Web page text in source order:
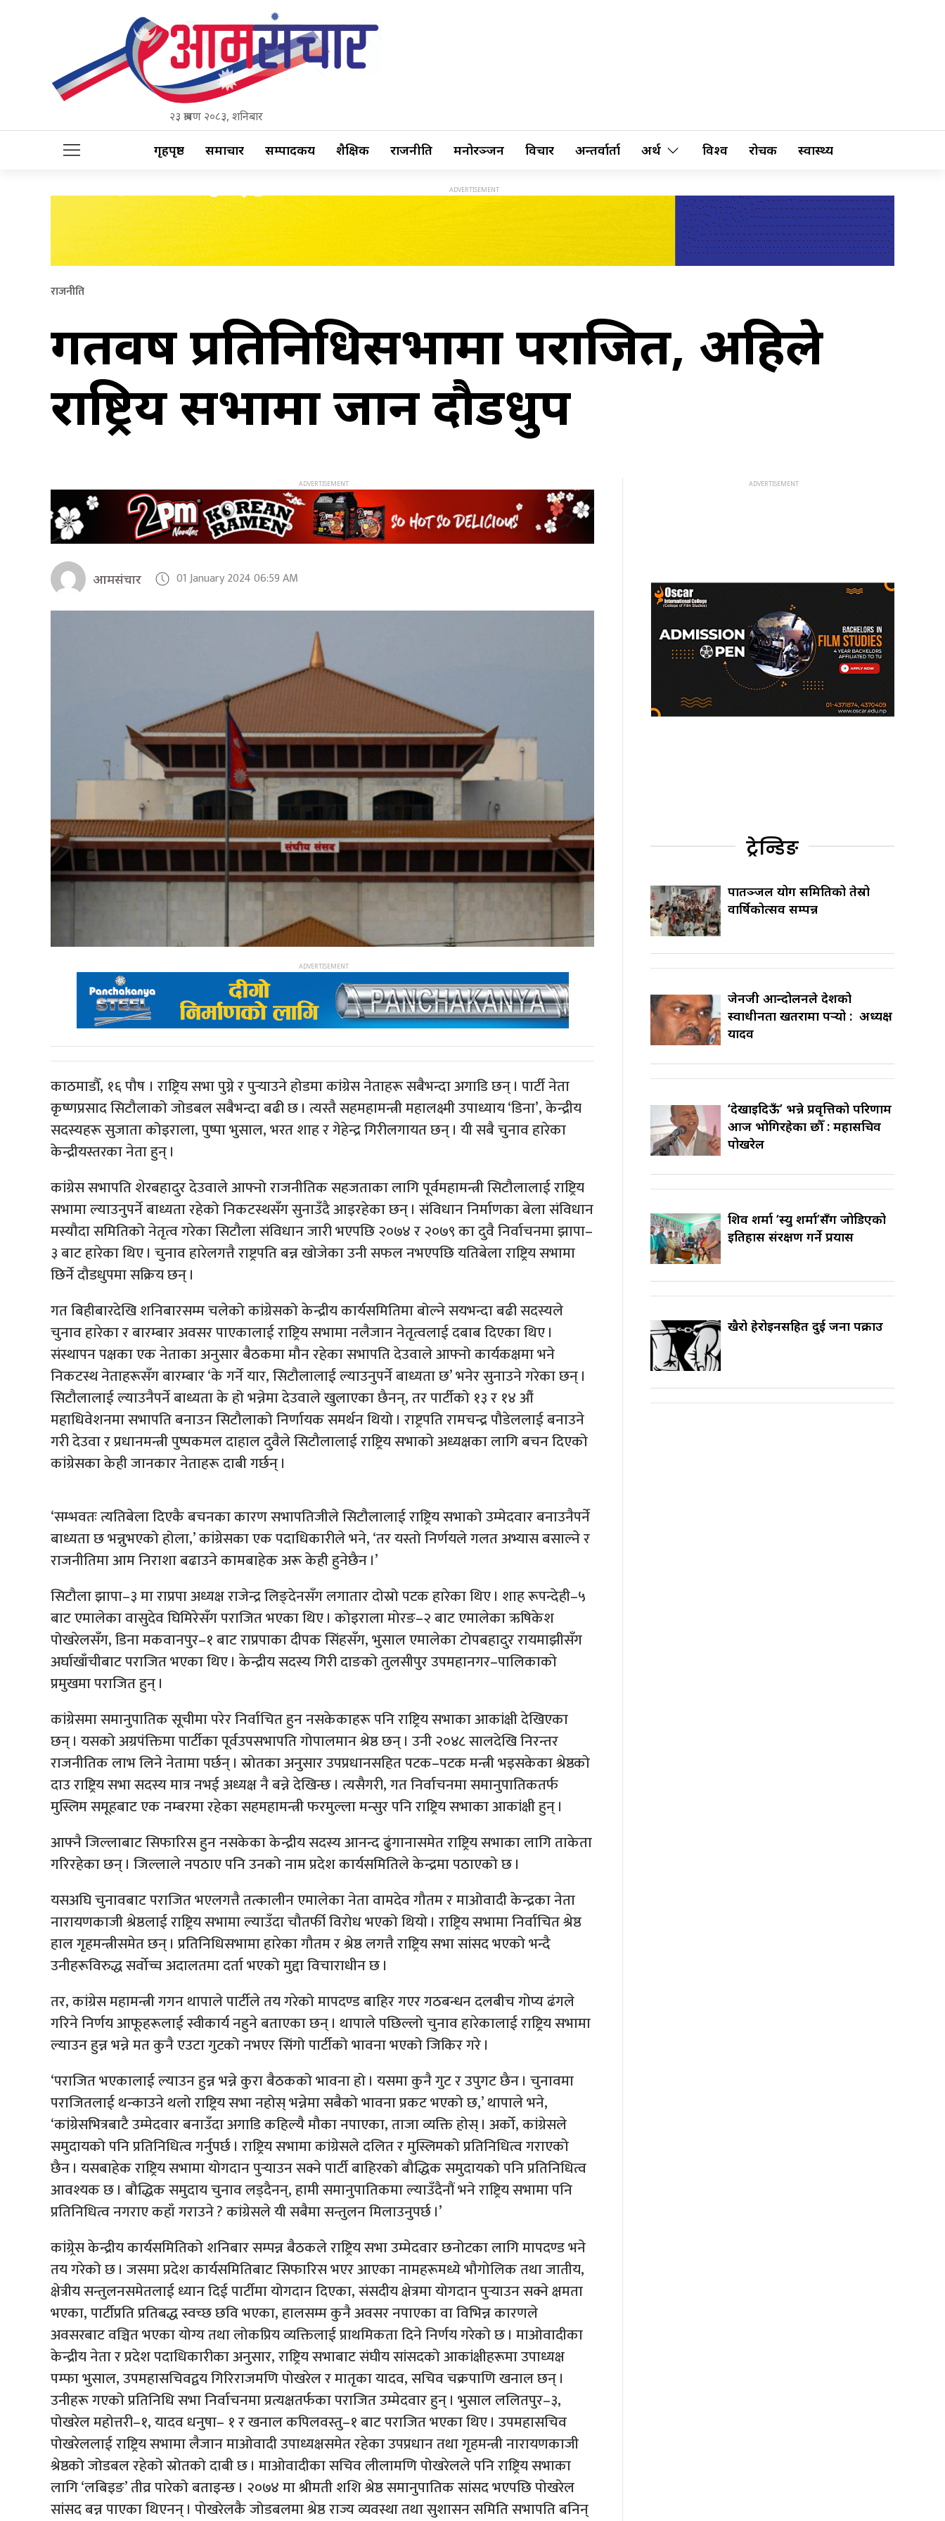
२३ श्रावण २०८३, शनिबार
गृहपृष्ठ समाचार सम्पादकीय शैक्षिक राजनीति मनोरञ्जन विचार अन्तर्वार्ता अर्थ विश्व रोचक स्वास्थ्य
राजनीति
गतवर्ष प्रतिनिधिसभामा पराजित, अहिले
राष्ट्रिय सभामा जान दौडधुप
आमसंचार 01 January 2024 06:59 AM
काठमाडौँ, १६ पौष । राष्ट्रिय सभा पुग्ने र पुर्‍याउने होडमा कांग्रेस नेताहरू सबैभन्दा अगाडि छन् । पार्टी नेता
कृष्णप्रसाद सिटौलाको जोडबल सबैभन्दा बढी छ । त्यस्तै सहमहामन्त्री महालक्ष्मी उपाध्याय ‘डिना’, केन्द्रीय
सदस्यहरू सुजाता कोइराला, पुष्पा भुसाल, भरत शाह र गेहेन्द्र गिरीलगायत छन् । यी सबै चुनाव हारेका
केन्द्रीयस्तरका नेता हुन् ।
कांग्रेस सभापति शेरबहादुर देउवाले आफ्नो राजनीतिक सहजताका लागि पूर्वमहामन्त्री सिटौलालाई राष्ट्रिय
सभामा ल्याउनुपर्ने बाध्यता रहेको निकटस्थसँग सुनाउँदै आइरहेका छन् । संविधान निर्माणका बेला संविधान
मस्यौदा समितिको नेतृत्व गरेका सिटौला संविधान जारी भएपछि २०७४ र २०७९ का दुवै निर्वाचनमा झापा–
३ बाट हारेका थिए । चुनाव हारेलगत्तै राष्ट्रपति बन्न खोजेका उनी सफल नभएपछि यतिबेला राष्ट्रिय सभामा
छिर्ने दौडधुपमा सक्रिय छन् ।
गत बिहीबारदेखि शनिबारसम्म चलेको कांग्रेसको केन्द्रीय कार्यसमितिमा बोल्ने सयभन्दा बढी सदस्यले
चुनाव हारेका र बारम्बार अवसर पाएकालाई राष्ट्रिय सभामा नलैजान नेतृत्वलाई दबाब दिएका थिए ।
संस्थापन पक्षका एक नेताका अनुसार बैठकमा मौन रहेका सभापति देउवाले आफ्नो कार्यकक्षमा भने
निकटस्थ नेताहरूसँग बारम्बार ‘के गर्ने यार, सिटौलालाई ल्याउनुपर्ने बाध्यता छ’ भनेर सुनाउने गरेका छन् ।
सिटौलालाई ल्याउनैपर्ने बाध्यता के हो भन्नेमा देउवाले खुलाएका छैनन्, तर पार्टीको १३ र १४ औं
महाधिवेशनमा सभापति बनाउन सिटौलाको निर्णायक समर्थन थियो । राष्ट्रपति रामचन्द्र पौडेललाई बनाउने
गरी देउवा र प्रधानमन्त्री पुष्पकमल दाहाल दुवैले सिटौलालाई राष्ट्रिय सभाको अध्यक्षका लागि बचन दिएको
कांग्रेसका केही जानकार नेताहरू दाबी गर्छन् ।
‘सम्भवतः त्यतिबेला दिएकै बचनका कारण सभापतिजीले सिटौलालाई राष्ट्रिय सभाको उम्मेदवार बनाउनैपर्ने
बाध्यता छ भन्नुभएको होला,’ कांग्रेसका एक पदाधिकारीले भने, ‘तर यस्तो निर्णयले गलत अभ्यास बसाल्ने र
राजनीतिमा आम निराशा बढाउने कामबाहेक अरू केही हुनेछैन ।’
सिटौला झापा–३ मा राप्रपा अध्यक्ष राजेन्द्र लिङ्देनसँग लगातार दोस्रो पटक हारेका थिए । शाह रूपन्देही–५
बाट एमालेका वासुदेव घिमिरेसँग पराजित भएका थिए । कोइराला मोरङ–२ बाट एमालेका ऋषिकेश
पोखरेलसँग, डिना मकवानपुर–१ बाट राप्रपाका दीपक सिंहसँग, भुसाल एमालेका टोपबहादुर रायमाझीसँग
अर्घाखाँचीबाट पराजित भएका थिए । केन्द्रीय सदस्य गिरी दाङको तुलसीपुर उपमहानगर–पालिकाको
प्रमुखमा पराजित हुन् ।
कांग्रेसमा समानुपातिक सूचीमा परेर निर्वाचित हुन नसकेकाहरू पनि राष्ट्रिय सभाका आकांक्षी देखिएका
छन् । यसको अग्रपंक्तिमा पार्टीका पूर्वउपसभापति गोपालमान श्रेष्ठ छन् । उनी २०४८ सालदेखि निरन्तर
राजनीतिक लाभ लिने नेतामा पर्छन् । स्रोतका अनुसार उपप्रधानसहित पटक–पटक मन्त्री भइसकेका श्रेष्ठको
दाउ राष्ट्रिय सभा सदस्य मात्र नभई अध्यक्ष नै बन्ने देखिन्छ । त्यसैगरी, गत निर्वाचनमा समानुपातिकतर्फ
मुस्लिम समूहबाट एक नम्बरमा रहेका सहमहामन्त्री फरमुल्ला मन्सुर पनि राष्ट्रिय सभाका आकांक्षी हुन् ।
आफ्नै जिल्लाबाट सिफारिस हुन नसकेका केन्द्रीय सदस्य आनन्द ढुंगानासमेत राष्ट्रिय सभाका लागि ताकेता
गरिरहेका छन् । जिल्लाले नपठाए पनि उनको नाम प्रदेश कार्यसमितिले केन्द्रमा पठाएको छ ।
यसअघि चुनावबाट पराजित भएलगत्तै तत्कालीन एमालेका नेता वामदेव गौतम र माओवादी केन्द्रका नेता
नारायणकाजी श्रेष्ठलाई राष्ट्रिय सभामा ल्याउँदा चौतर्फी विरोध भएको थियो । राष्ट्रिय सभामा निर्वाचित श्रेष्ठ
हाल गृहमन्त्रीसमेत छन् । प्रतिनिधिसभामा हारेका गौतम र श्रेष्ठ लगत्तै राष्ट्रिय सभा सांसद भएको भन्दै
उनीहरूविरुद्ध सर्वोच्च अदालतमा दर्ता भएको मुद्दा विचाराधीन छ ।
तर, कांग्रेस महामन्त्री गगन थापाले पार्टीले तय गरेको मापदण्ड बाहिर गएर गठबन्धन दलबीच गोप्य ढंगले
गरिने निर्णय आफूहरूलाई स्वीकार्य नहुने बताएका छन् । थापाले पछिल्लो चुनाव हारेकालाई राष्ट्रिय सभामा
ल्याउन हुन्न भन्ने मत कुनै एउटा गुटको नभएर सिंगो पार्टीको भावना भएको जिकिर गरे ।
‘पराजित भएकालाई ल्याउन हुन्न भन्ने कुरा बैठकको भावना हो । यसमा कुनै गुट र उपुगट छैन । चुनावमा
पराजितलाई थन्काउने थलो राष्ट्रिय सभा नहोस् भन्नेमा सबैको भावना प्रकट भएको छ,’ थापाले भने,
‘कांग्रेसभित्रबाटै उम्मेदवार बनाउँदा अगाडि कहिल्यै मौका नपाएका, ताजा व्यक्ति होस् । अर्को, कांग्रेसले
समुदायको पनि प्रतिनिधित्व गर्नुपर्छ । राष्ट्रिय सभामा कांग्रेसले दलित र मुस्लिमको प्रतिनिधित्व गराएको
छैन । यसबाहेक राष्ट्रिय सभामा योगदान पुर्‍याउन सक्ने पार्टी बाहिरको बौद्धिक समुदायको पनि प्रतिनिधित्व
आवश्यक छ । बौद्धिक समुदाय चुनाव लड्दैनन्, हामी समानुपातिकमा ल्याउँदैनौं भने राष्ट्रिय सभामा पनि
प्रतिनिधित्व नगराए कहाँ गराउने ? कांग्रेसले यी सबैमा सन्तुलन मिलाउनुपर्छ ।’
कांग्र्रेस केन्द्रीय कार्यसमितिको शनिबार सम्पन्न बैठकले राष्ट्रिय सभा उम्मेदवार छनोटका लागि मापदण्ड भने
तय गरेको छ । जसमा प्रदेश कार्यसमितिबाट सिफारिस भएर आएका नामहरूमध्ये भौगोलिक तथा जातीय,
क्षेत्रीय सन्तुलनसमेतलाई ध्यान दिई पार्टीमा योगदान दिएका, संसदीय क्षेत्रमा योगदान पुर्‍याउन सक्ने क्षमता
भएका, पार्टीप्रति प्रतिबद्ध स्वच्छ छवि भएका, हालसम्म कुनै अवसर नपाएका वा विभिन्न कारणले
अवसरबाट वञ्चित भएका योग्य तथा लोकप्रिय व्यक्तिलाई प्राथमिकता दिने निर्णय गरेको छ । माओवादीका
केन्द्रीय नेता र प्रदेश पदाधिकारीका अनुसार, राष्ट्रिय सभाबाट संघीय सांसदको आकांक्षीहरूमा उपाध्यक्ष
पम्फा भुसाल, उपमहासचिवद्वय गिरिराजमणि पोखरेल र मातृका यादव, सचिव चक्रपाणि खनाल छन् ।
उनीहरू गएको प्रतिनिधि सभा निर्वाचनमा प्रत्यक्षतर्फका पराजित उम्मेदवार हुन् । भुसाल ललितपुर–३,
पोखरेल महोत्तरी–१, यादव धनुषा– १ र खनाल कपिलवस्तु–१ बाट पराजित भएका थिए । उपमहासचिव
पोखरेललाई राष्ट्रिय सभामा लैजान माओवादी उपाध्यक्षसमेत रहेका उपप्रधान तथा गृहमन्त्री नारायणकाजी
श्रेष्ठको जोडबल रहेको स्रोतको दाबी छ । माओवादीका सचिव लीलामणि पोखरेलले पनि राष्ट्रिय सभाका
लागि ‘लबिइङ’ तीव्र पारेको बताइन्छ । २०७४ मा श्रीमती शशि श्रेष्ठ समानुपातिक सांसद भएपछि पोखरेल
सांसद बन्न पाएका थिएनन् । पोखरेलकै जोडबलमा श्रेष्ठ राज्य व्यवस्था तथा सुशासन समिति सभापति बनिन्
ट्रेन्डिङ
पातञ्जल योग समितिको तेस्रो
वार्षिकोत्सव सम्पन्न
जेनजी आन्दोलनले देशको
स्वाधीनता खतरामा पर्‍यो : अध्यक्ष
यादव
‘देखाइदिऊँ’ भन्ने प्रवृत्तिको परिणाम
आज भोगिरहेका छौँ : महासचिव
पोखरेल
शिव शर्मा ‘स्यु शर्मा’सँग जोडिएको
इतिहास संरक्षण गर्ने प्रयास
खैरो हेरोइनसहित दुई जना पक्राउ